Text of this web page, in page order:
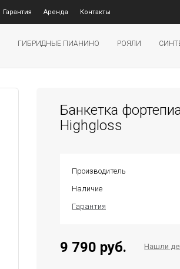
Гарантия Аренда Контакты
ГИБРИДНЫЕ ПИАНИНО РОЯЛИ
Банкетка
Highgloss
Производитель
Наличие
Гарантия
9 790 руб. Нашли